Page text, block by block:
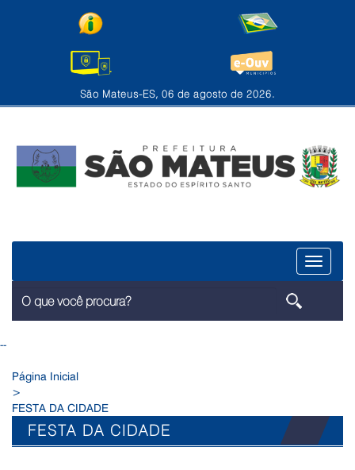
São Mateus-ES, 06 de agosto de 2026.
Menu
--
Página Inicial
>
FESTA DA CIDADE
FESTA DA CIDADE